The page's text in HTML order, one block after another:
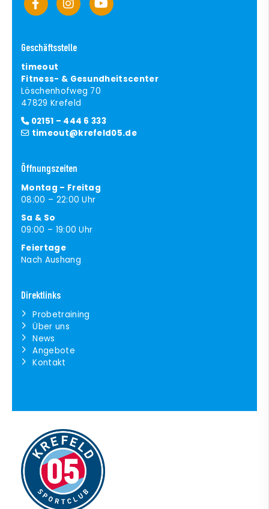
Geschäftsstelle
timeout
Fitness- & Gesundheitscenter
Löschenhofweg 70
47829 Krefeld
02151 – 444 6 333
timeout@krefeld05.de
Öffnungszeiten
Montag – Freitag
08:00 – 22:00 Uhr
Sa & So
09:00 – 19:00 Uhr
Feiertage
Nach Aushang
Direktlinks
Probetraining
Über uns
News
Angebote
Kontakt